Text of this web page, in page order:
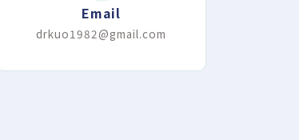
Email
drkuo1982@gmail.com